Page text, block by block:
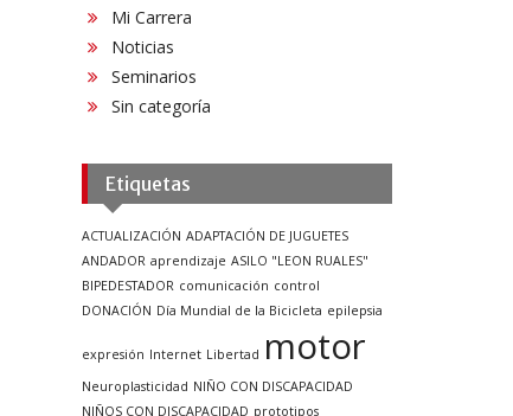
Mi Carrera
Noticias
Seminarios
Sin categoría
Etiquetas
ACTUALIZACIÓN ADAPTACIÓN DE JUGUETES
ANDADOR aprendizaje ASILO "LEON RUALES"
BIPEDESTADOR comunicación control
DONACIÓN Día Mundial de la Bicicleta epilepsia
expresión Internet Libertad motor
Neuroplasticidad NIÑO CON DISCAPACIDAD
NIÑOS CON DISCAPACIDAD prototipos